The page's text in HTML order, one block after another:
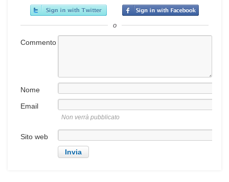
o
Commento
Nome
Email
Non verrà pubblicato
Sito web